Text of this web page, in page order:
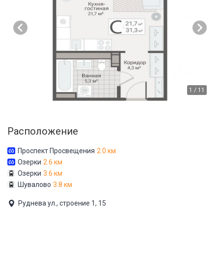
1 / 11
Расположение
Проспект Просвещения 2.0 км
Озерки 2.6 км
Озерки 3.6 км
Шувалово 3.8 км
Руднева ул., строение 1, 15